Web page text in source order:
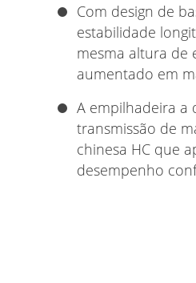
Com design de
estabilidade
mesma altura de
aumentado em
A empilhadeira a
transmissão de
chinesa HC que
desempenho